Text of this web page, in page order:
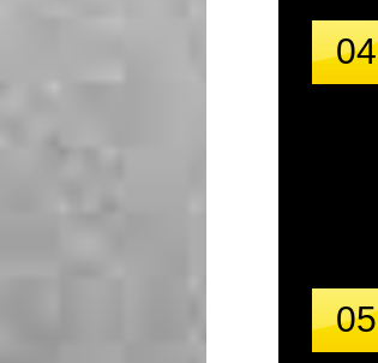
04
05